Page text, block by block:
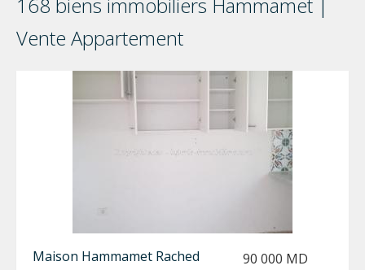
Vente Appartement
Maison Hammamet Rached 90 000 MD